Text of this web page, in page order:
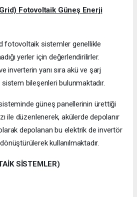
Fotovoltaik Güneş Enerji
fotovoltaik sistemler genellikle
yerler için değerlendirilirler.
inverterin yanı sıra akü ve şarj
bileşenleri bulunmaktadır.
güneş panellerinin ürettiği
ile düzenlenerek, akülerde depolanır
depolanan bu elektrik de invertör
kullanılmaktadır.
SİSTEMLER)